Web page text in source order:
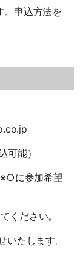
。申込方法を
可能）
に参加希望
ださい。
たします。